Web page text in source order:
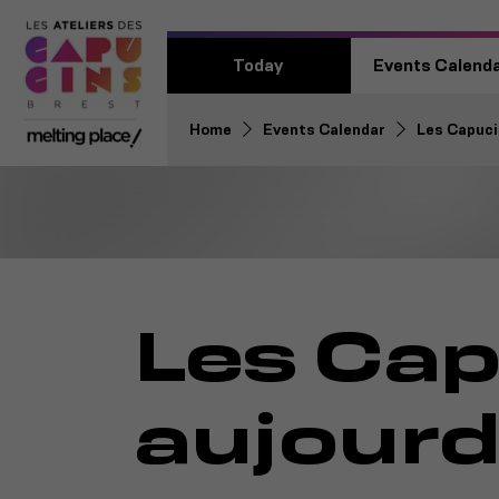
Today Events
Home Events Calendar Les
Les